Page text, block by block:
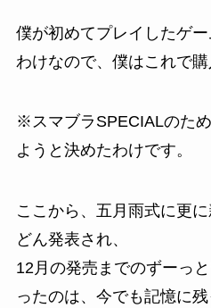
僕が初めてプレイしたゲ
わけなので、僕はこれで購
※スマブラSPECIALのた
ようと決めたわけです。
ここから、五月雨式に更
どん発表され、
12月の発売までのずーっ
ったのは、今でも記憶に残